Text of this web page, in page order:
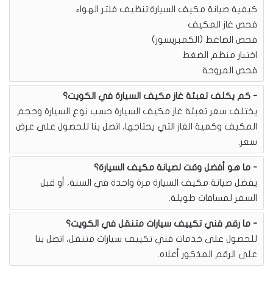
كيفية صيانة مكيف السيارة:تنظيف فلتر الهواء
فحص غاز المكيف
فحص الضاغط (الكمبريسور)
اختبار منظم الضغط
فحص المروحة
كم يكلف تعبئة غاز مكيف السيارة في الكويت؟
يختلف سعر تعبئة غاز مكيف السيارة حسب نوع السيارة وحجم
المكيف وكمية الغاز التي يحتاجها، اتصل بنا للحصول على عرض
سعر.
ما هو أفضل وقت لصيانة مكيف السيارة؟
يفضل صيانة مكيف السيارة مرة واحدة في السنة، أو قبل
السفر لمسافات طويلة.
ما رقم فني تكييف سيارات متنقل في الكويت؟
للحصول على خدمات فني تكييف سيارات متنقل، اتصل بنا
على الرقم المذكور أعلاه.